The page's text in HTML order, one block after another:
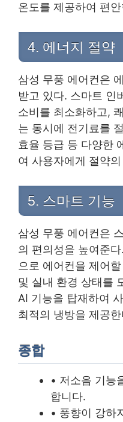
온도를 제공하여 편
4. 에너지 절약
삼성 무풍 에어컨은
받고 있다. 스마트 인
소비를 최소화하고,
는 동시에 전기료를
효율 등급 등 다양한
여 사용자에게 절약
5. 스마트 기능
삼성 무풍 에어컨은
의 편의성을 높여준
으로 에어컨을 제어
및 실내 환경 상태를
AI 기능을 탑재하여
최적의 냉방을 제공
종합
• 저소음 기능
합니다.
• 풍향이 강하